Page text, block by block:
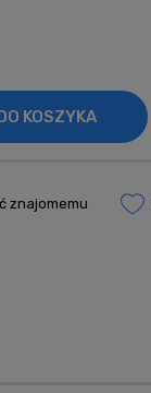
KOSZYKA
znajomemu